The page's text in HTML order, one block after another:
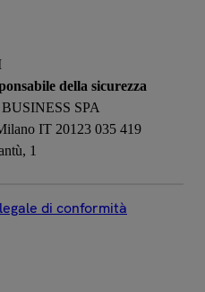
della sicurezza
SPA
IT 20123 035 419
1
di conformità